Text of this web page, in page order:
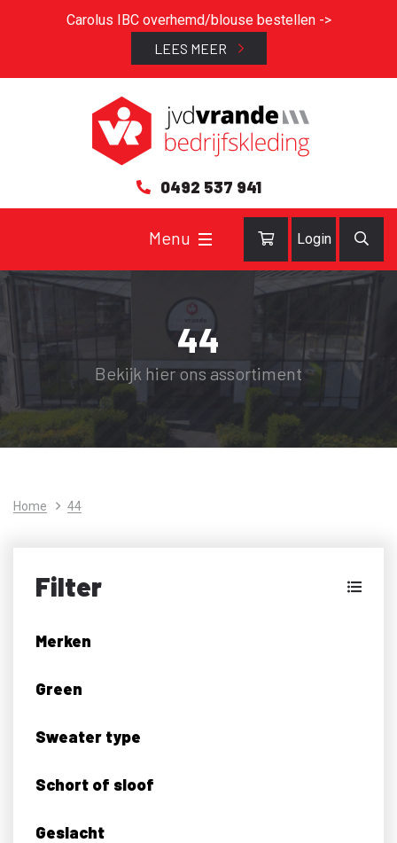
Carolus IBC overhemd/blouse bestellen ->
LEES MEER
0492 537 941
Login
44
Bekijk hier ons assortiment
Home 44
Filter
Merken
Green
Sweater type
Schort of sloof
Geslacht